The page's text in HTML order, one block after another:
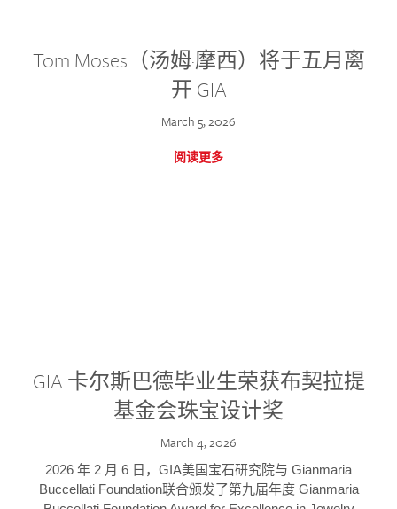
Tom Moses（汤姆·摩西）将于五月离
开 GIA
March 5, 2026
阅读更多
GIA 卡尔斯巴德毕业生荣获布契拉提
基金会珠宝设计奖
March 4, 2026
2026 年 2 月 6 日，GIA美国宝石研究院与 Gianmaria
Buccellati Foundation联合颁发了第九届年度 Gianmaria